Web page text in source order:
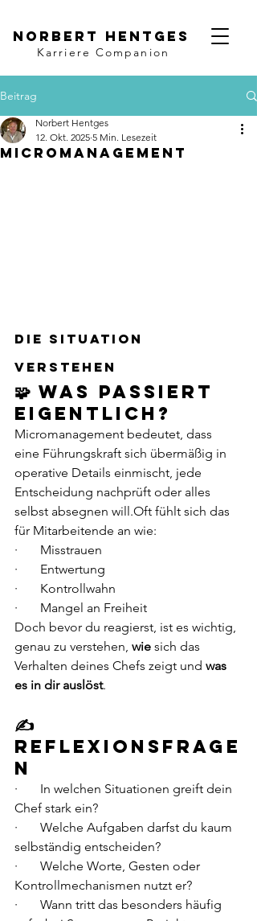
Norbert Hentges
Karriere Companion
Beitrag
Micromanagement
Norbert Hentges
12. Okt. 2025 5 Min. Lesezeit
Die Situation
verstehen
🧩 Was passiert
eigentlich?
Micromanagement bedeutet, dass
eine Führungskraft sich übermäßig in
operative Details einmischt, jede
Entscheidung nachprüft oder alles
selbst absegnen will.Oft fühlt sich das
für Mitarbeitende an wie:
·       Misstrauen
·       Entwertung
·       Kontrollwahn
·       Mangel an Freiheit
Doch bevor du reagierst, ist es wichtig,
genau zu verstehen, wie sich das
Verhalten deines Chefs zeigt und was
es in dir auslöst.
✍️
Reflexionsfrage
n
·       In welchen Situationen greift dein
Chef stark ein?
·       Welche Aufgaben darfst du kaum
selbständig entscheiden?
·       Welche Worte, Gesten oder
Kontrollmechanismen nutzt er?
·       Wann tritt das besonders häufig